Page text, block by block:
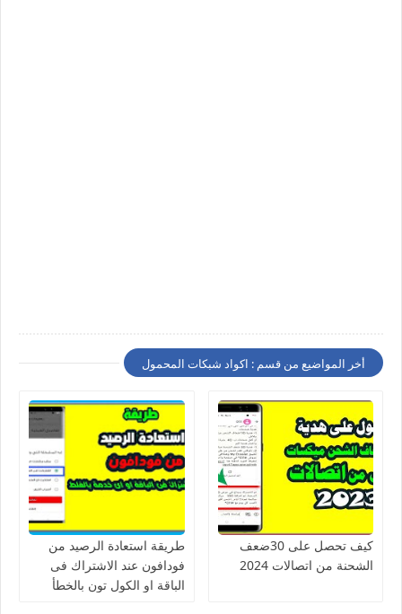
أخر المواضيع من قسم : اكواد شبكات المحمول
كيف تحصل على 30ضعف
الشحنة من اتصالات 2024
طريقة استعادة الرصيد من
فودافون عند الاشتراك فى
الباقة او الكول تون بالخطأ